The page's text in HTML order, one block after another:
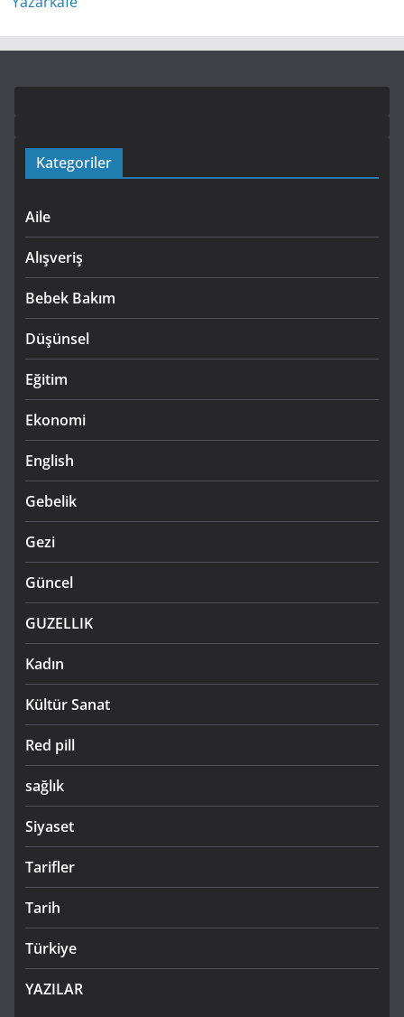
Kategoriler
Aile
Alışveriş
Bebek Bakım
Düşünsel
Eğitim
Ekonomi
English
Gebelik
Gezi
Güncel
GUZELLIK
Kadın
Kültür Sanat
Red pill
sağlık
Siyaset
Tarifler
Tarih
Türkiye
YAZILAR